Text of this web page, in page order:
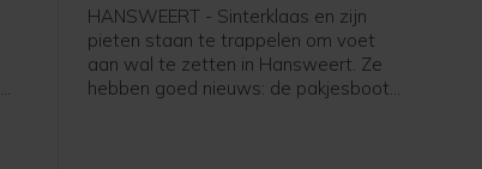
HANSWEERT - Sinterklaas en zijn
pieten staan te trappelen om voet
aan wal te zetten in Hansweert. Ze
hebben goed nieuws: de pakjesboot